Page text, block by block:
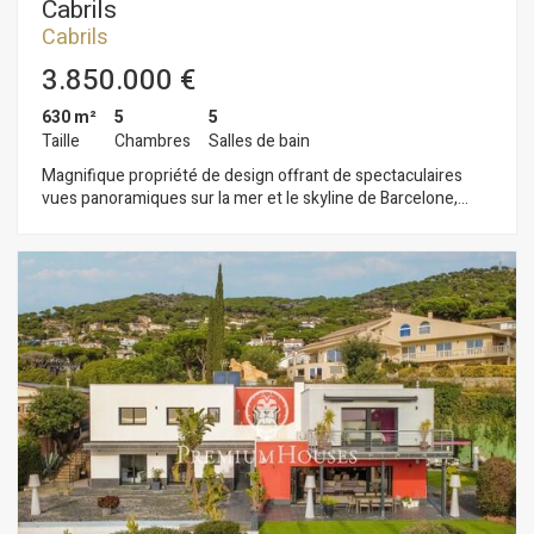
Cabrils
Cabrils
3.850.000 €
630 m²
Taille
5
Chambres
5
Salles de bain
Magnifique propriété de design offrant de spectaculaires
vues panoramiques sur la mer et le skyline de Barcelone,
qualité avec meubles de design italien et matériaux
allemands. La propriété est distribuée sur 3 étages avec
ascenseur. Un grand volume ouvert compose l´étage principal
comprenant une cuisine-office, salle à manger et grand salon
offrant les plus belles vues sur la Méditerranée, d´immenses
baies vitrées s´ouvrent sur l´espace "chill out" avec piscine
infinity. Toutes les chambres sont des suites de grande
dimension avec des lits taille king size et vues spectaculaires
sur la mer. Dispose également d´un grand garage pour 3
véhicules plus un espace pour d´autres voitures à l´intérieur
de la propriété. Vues fantastiques sur la mer, infinity pool,
construction neuve, climatisation, grandes ouvertures vitrées,